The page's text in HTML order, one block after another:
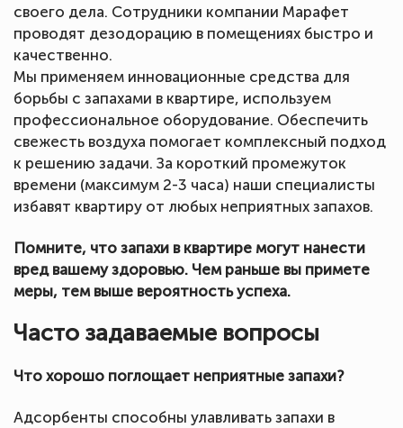
своего дела. Сотрудники компании Марафет
проводят дезодорацию в помещениях быстро и
качественно.
Мы применяем инновационные средства для
борьбы с запахами в квартире, используем
профессиональное оборудование. Обеспечить
свежесть воздуха помогает комплексный подход
к решению задачи. За короткий промежуток
времени (максимум 2-3 часа) наши специалисты
избавят квартиру от любых неприятных запахов.
Помните, что запахи в квартире могут нанести
вред вашему здоровью. Чем раньше вы примете
меры, тем выше вероятность успеха.
Часто задаваемые вопросы
Что хорошо поглощает неприятные запахи?
Адсорбенты способны улавливать запахи в